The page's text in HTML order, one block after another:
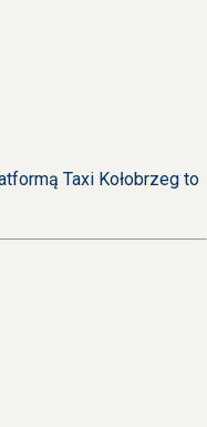
Taxi Kołobrzeg to